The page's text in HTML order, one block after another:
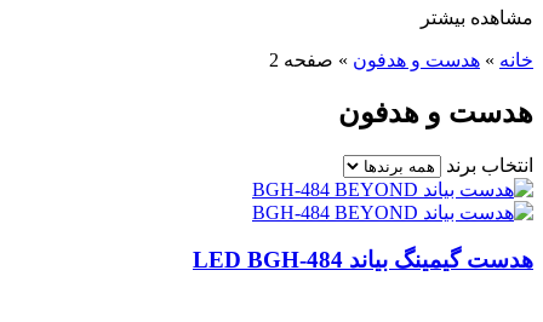
مشاهده بیشتر
خانه » هدست و هدفون » صفحه 2
هدست و هدفون
انتخاب برند
هدست گیمینگ بیاند LED BGH-484